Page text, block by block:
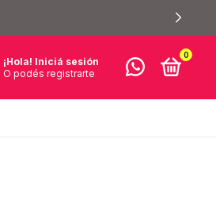
¡Hola! Iniciá sesión
O podés registrarte
0